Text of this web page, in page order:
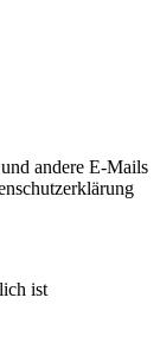
andere E-Mails
ist